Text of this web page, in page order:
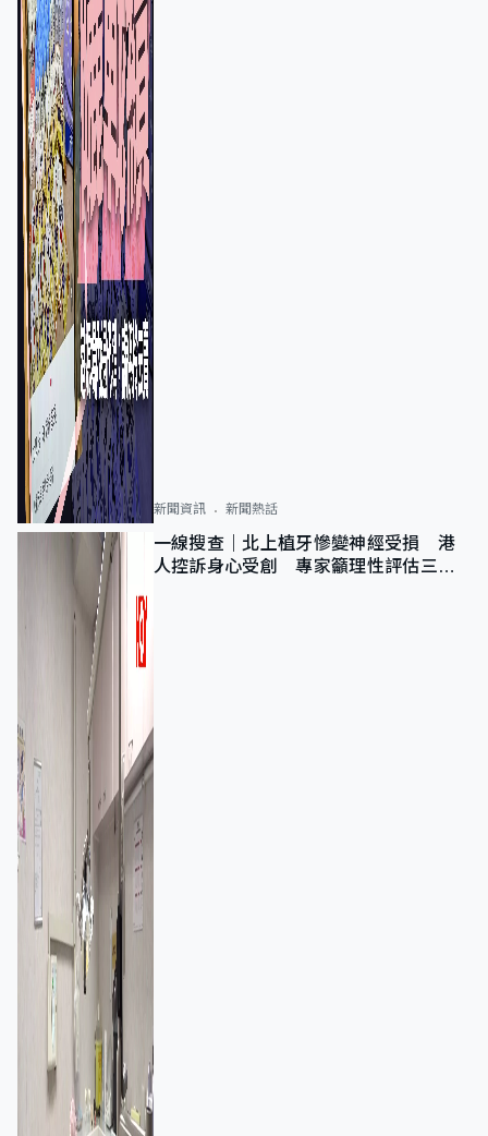
新聞資訊 新聞熱話
一線搜查｜北上植牙慘變神經受損 港
人控訴身心受創 專家籲理性評估三大